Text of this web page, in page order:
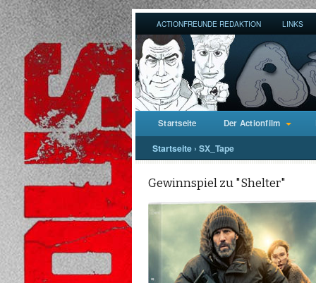
ACTIONFREUNDE REDAKTION LINKS
Startseite Der Actionfilm
Startseite › SX_Tape
Gewinnspiel zu "Shelter"